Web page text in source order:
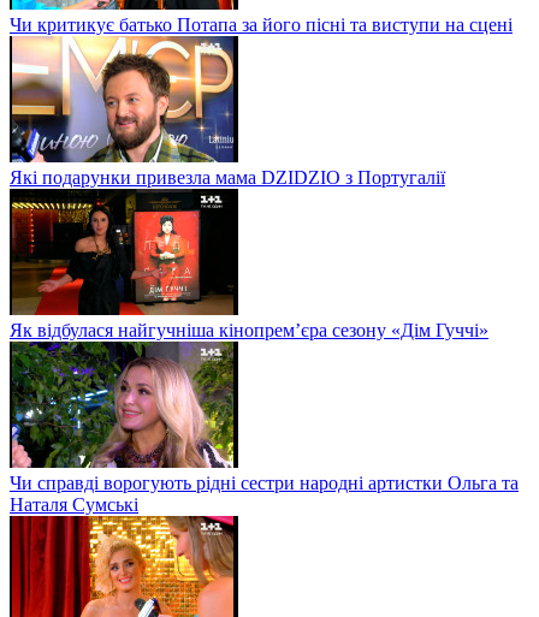
Чи критикує батько Потапа за його пісні та виступи на сцені
Які подарунки привезла мама DZIDZIO з Португалії
Як відбулася найгучніша кінопрем’єра сезону «Дім Гуччі»
Чи справді ворогують рідні сестри народні артистки Ольга та
Наталя Сумські